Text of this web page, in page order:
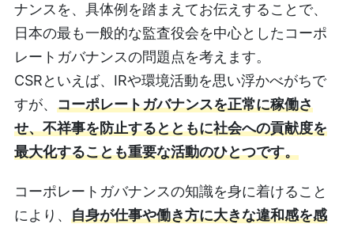
ナンスを、具体例を踏まえてお伝えすることで、
日本の最も一般的な監査役会を中心としたコーポ
レートガバナンスの問題点を考えます。
CSRといえば、IRや環境活動を思い浮かべがちで
すが、 コーポレートガバナンスを正常に稼働さ
せ、不祥事を防止するとともに社会への貢献度を
最大化することも重要な活動のひとつです。
コーポレートガバナンスの知識を身に着けること
により、 自身が仕事や働き方に大きな違和感を感